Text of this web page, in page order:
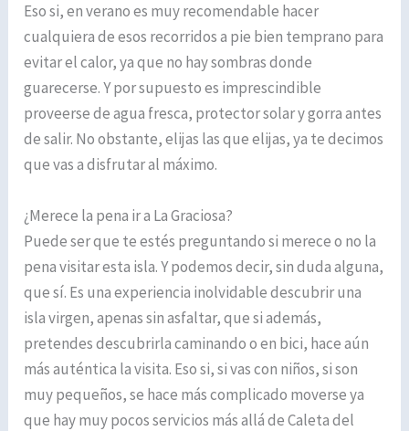
Eso si, en verano es muy recomendable hacer
cualquiera de esos recorridos a pie bien temprano para
evitar el calor, ya que no hay sombras donde
guarecerse. Y por supuesto es imprescindible
proveerse de agua fresca, protector solar y gorra antes
de salir. No obstante, elijas las que elijas, ya te decimos
que vas a disfrutar al máximo.
¿Merece la pena ir a La Graciosa?
Puede ser que te estés preguntando si merece o no la
pena visitar esta isla. Y podemos decir, sin duda alguna,
que sí. Es una experiencia inolvidable descubrir una
isla virgen, apenas sin asfaltar, que si además,
pretendes descubrirla caminando o en bici, hace aún
más auténtica la visita. Eso si, si vas con niños, si son
muy pequeños, se hace más complicado moverse ya
que hay muy pocos servicios más allá de Caleta del